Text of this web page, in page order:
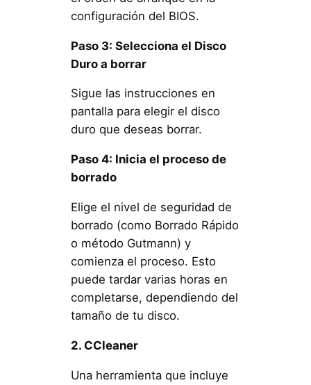
configuración del BIOS.
Paso 3: Selecciona el Disco
Duro a borrar
Sigue las instrucciones en
pantalla para elegir el disco
duro que deseas borrar.
Paso 4: Inicia el proceso de
borrado
Elige el nivel de seguridad de
borrado (como Borrado Rápido
o método Gutmann) y
comienza el proceso. Esto
puede tardar varias horas en
completarse, dependiendo del
tamaño de tu disco.
2. CCleaner
Una herramienta que incluye